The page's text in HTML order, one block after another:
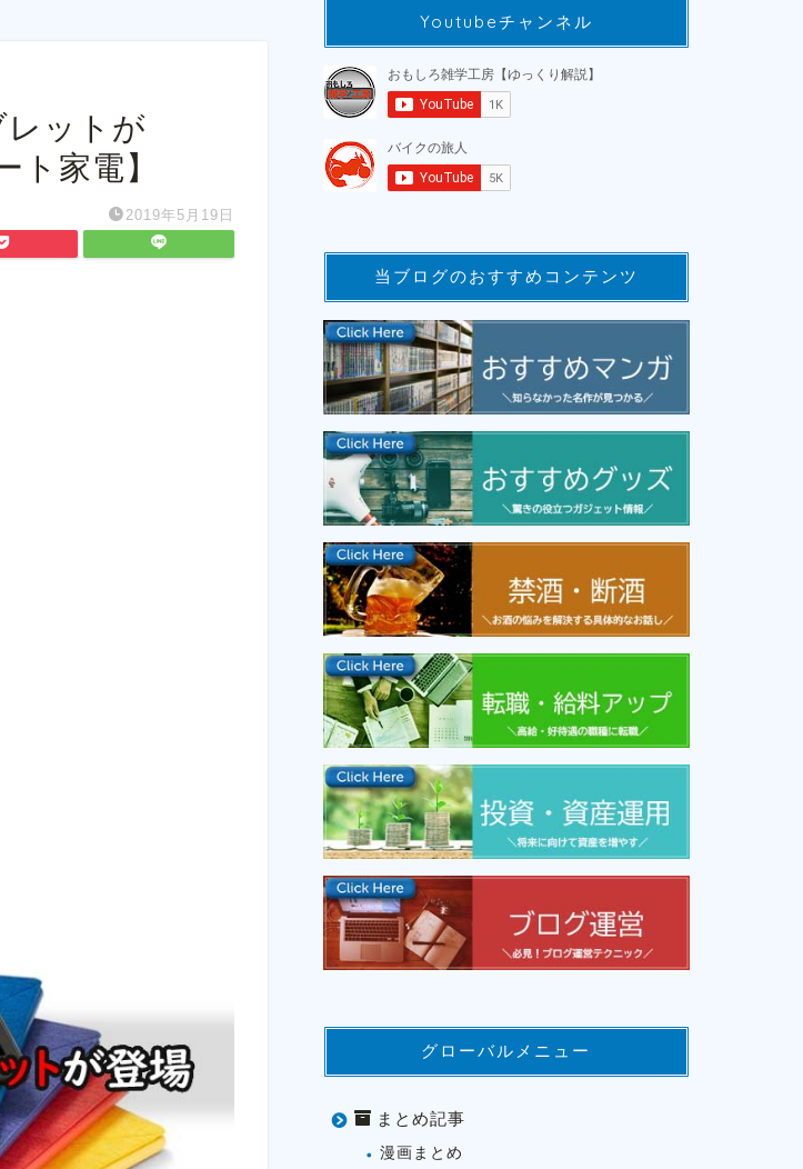
レットが
家電】
2019年5月19日
Youtubeチャンネル
当ブログのおすすめコンテンツ
グローバルメニュー
まとめ記事
漫画まとめ